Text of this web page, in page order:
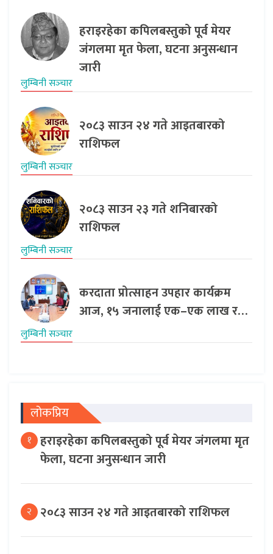
हराइरहेका कपिलबस्तुको पूर्व मेयर
जंगलमा मृत फेला, घटना अनुसन्धान
जारी
लुम्बिनी सञ्‍चार
२०८३ साउन २४ गते आइतबारको
राशिफल
लुम्बिनी सञ्‍चार
२०८३ साउन २३ गते शनिबारको
राशिफल
लुम्बिनी सञ्‍चार
करदाता प्रोत्साहन उपहार कार्यक्रम
आज, १५ जनालाई एक–एक लाख र…
लुम्बिनी सञ्‍चार
लोकप्रिय
१ हराइरहेका कपिलबस्तुको पूर्व मेयर जंगलमा मृत
फेला, घटना अनुसन्धान जारी
२ २०८३ साउन २४ गते आइतबारको राशिफल